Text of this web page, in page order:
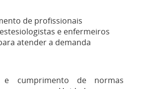
de profissionais
e enfermeiros
atender a demanda
e cumprimento de normas